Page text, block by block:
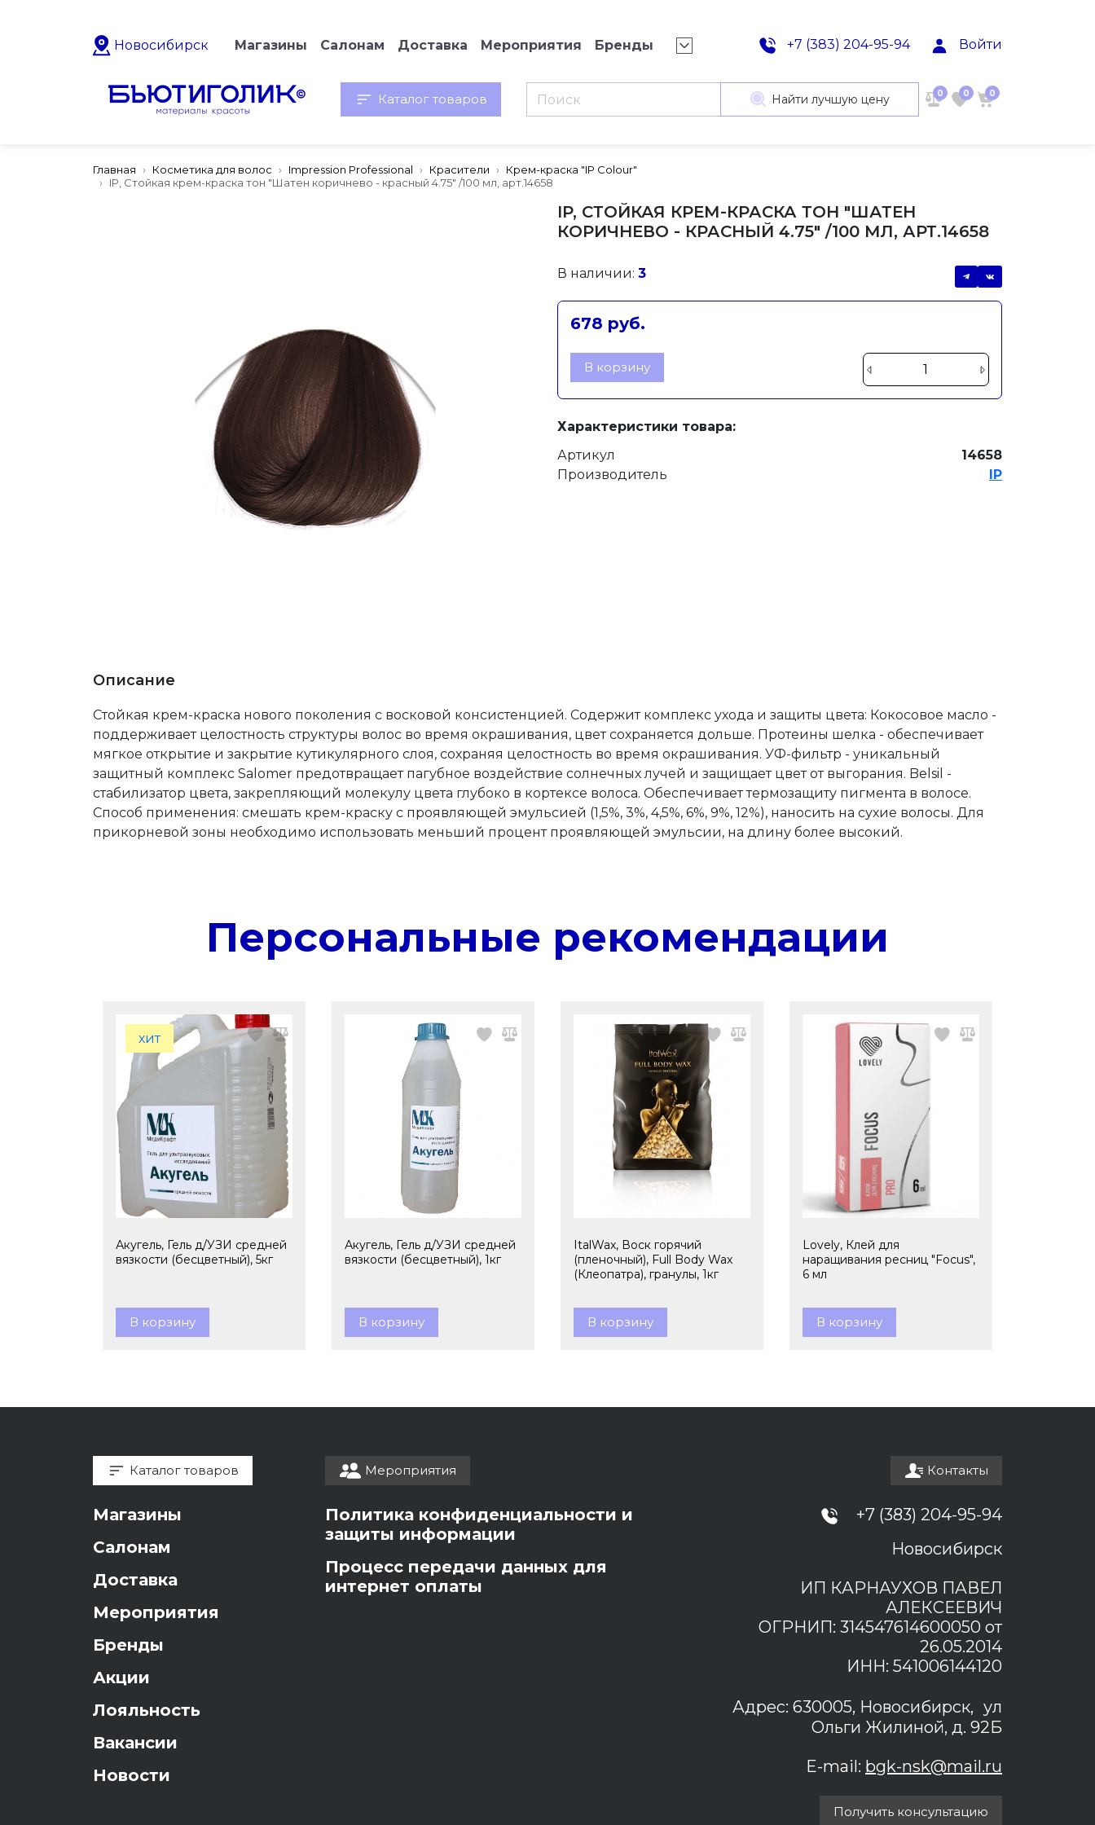
Новосибирск Магазины Салонам Доставка Мероприятия Бренды +7 (383) 204-95-94 Войти
Каталог товаров Найти лучшую цену 0 0 0
Главная Косметика для волос Impression Professional Красители
Крем-краска "IP Colour"
IP, Стойкая крем-краска тон "Шатен коричнево - красный 4.75" /100 мл, арт.14658
IP, СТОЙКАЯ КРЕМ-КРАСКА ТОН "ШАТЕН
КОРИЧНЕВО - КРАСНЫЙ 4.75" /100 МЛ, АРТ.14658
В наличии: 3
678 руб.
В корзину
Характеристики товара:
Артикул
14658
Производитель
IP
Описание
Стойкая крем-краска нового поколения с восковой консистенцией. Содержит комплекс ухода и защиты цвета: Кокосовое масло -
поддерживает целостность структуры волос во время окрашивания, цвет сохраняется дольше. Протеины шелка - обеспечивает
мягкое открытие и закрытие кутикулярного слоя, сохраняя целостность во время окрашивания. УФ-фильтр - уникальный
защитный комплекс Salomer предотвращает пагубное воздействие солнечных лучей и защищает цвет от выгорания. Belsil -
стабилизатор цвета, закрепляющий молекулу цвета глубоко в кортексе волоса. Обеспечивает термозащиту пигмента в волосе.
Способ применения: смешать крем-краску с проявляющей эмульсией (1,5%, 3%, 4,5%, 6%, 9%, 12%), наносить на сухие волосы. Для
прикорневой зоны необходимо использовать меньший процент проявляющей эмульсии, на длину более высокий.
Персональные рекомендации
хит
Акугель, Гель д/УЗИ средней
вязкости (бесцветный), 5кг
В корзину
Акугель, Гель д/УЗИ средней
вязкости (бесцветный), 1кг
В корзину
ItalWax, Воск горячий
(пленочный), Full Body Wax
(Клеопатра), гранулы, 1кг
В корзину
Lovely, Клей для
наращивания ресниц "Focus",
6 мл
В корзину
Каталог товаров
Магазины
Салонам
Доставка
Мероприятия
Бренды
Акции
Лояльность
Вакансии
Новости
Мероприятия
Политика конфиденциальности и
защиты информации
Процесс передачи данных для
интернет оплаты
Контакты
+7 (383) 204-95-94
Новосибирск
ИП КАРНАУХОВ ПАВЕЛ
АЛЕКСЕЕВИЧ
ОГРНИП: 314547614600050 от
26.05.2014
ИНН: 541006144120
Адрес: 630005, Новосибирск, ул
Ольги Жилиной, д. 92Б
E-mail: bgk-nsk@mail.ru
Получить консультацию